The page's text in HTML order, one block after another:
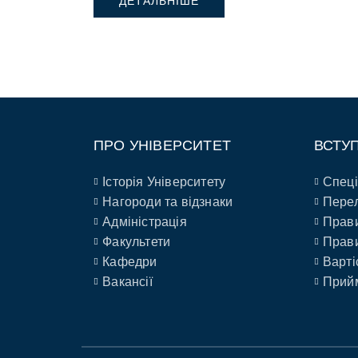
ПРО УНІВЕРСИТЕТ
Історія Університету
Нагороди та відзнаки
Адміністрація
Факультети
Кафедри
Вакансії